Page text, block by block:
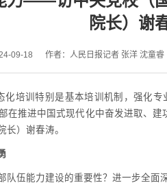
院长）谢
09-18 作者：人民日报记者 张洋 沈童睿
化培训特别是基本培训机制，强化
在推进中国式现代化中奋发进取、
长）谢春涛。
队伍能力建设的重要性？进一步全面